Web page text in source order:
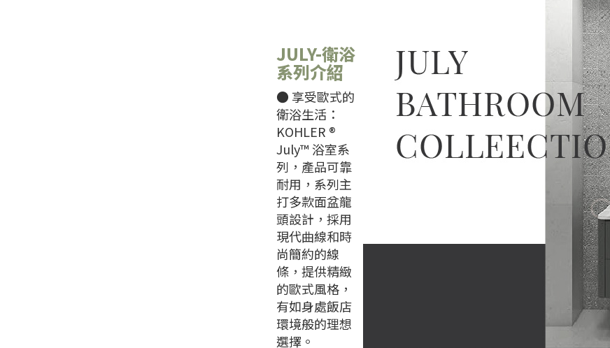
JULY-衛浴
系列介紹
● 享受歐式的
衛浴生活：
KOHLER ®
July™ 浴室系
列，產品可靠
耐用，系列主
打多款面盆龍
頭設計，採用
現代曲線和時
尚簡約的線
條，提供精緻
的歐式風格，
有如身處飯店
環境般的理想
選擇。